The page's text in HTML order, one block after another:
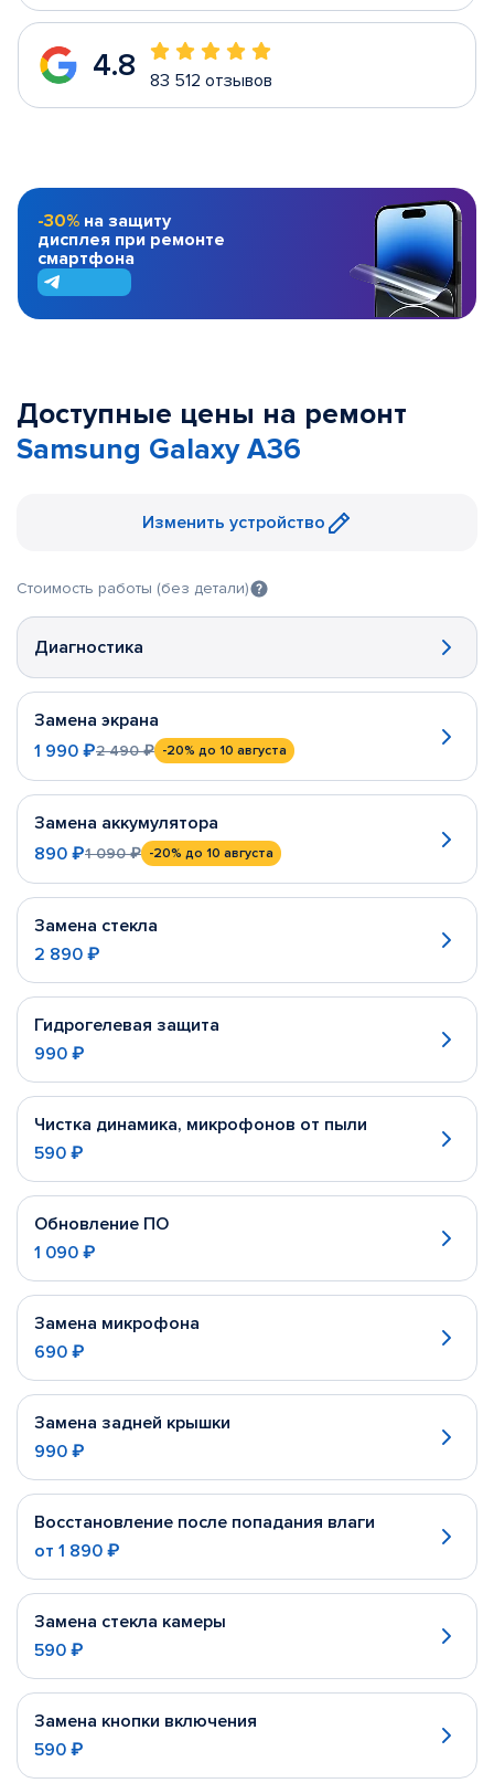
4.8 83 512 отзывов
-30% на защиту
дисплея при ремонте
смартфона
Доступные цены на ремонт
Samsung Galaxy A36
Изменить устройство
Стоимость работы (без детали)
Диагностика
Замена экрана
1 990 ₽2 490 ₽ -20% до 10 августа
Замена аккумулятора
890 ₽1 090 ₽ -20% до 10 августа
Замена стекла
2 890 ₽
Гидрогелевая защита
990 ₽
Чистка динамика, микрофонов от пыли
590 ₽
Обновление ПО
1 090 ₽
Замена микрофона
690 ₽
Замена задней крышки
990 ₽
Восстановление после попадания влаги
от 1 890 ₽
Замена стекла камеры
590 ₽
Замена кнопки включения
590 ₽